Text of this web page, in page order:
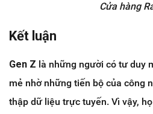
Cửa hàng
Kết luận
Gen Z là những người có tư duy
mẻ nhờ những tiến bộ của công
thập dữ liệu trực tuyến. Vì vậy,